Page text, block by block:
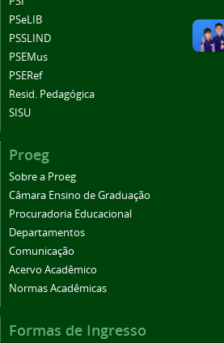
PSeLIB
PSSLIND
PSEMus
PSERef
Resid. Pedagógica
SISU
Proeg
Sobre a Proeg
Câmara Ensino de Graduação
Procuradoria Educacional
Departamentos
Comunicação
Acervo Acadêmico
Normas Acadêmicas
Formas de Ingresso